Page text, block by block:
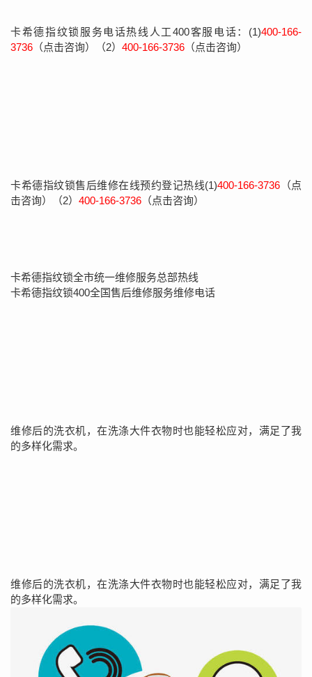
卡希德指纹锁服务电话热线人工400客服电话：(1)400-166-
3736 （点击咨询）（2） 400-166-3736 （点击咨询）
卡希德指纹锁售后维修在线预约登记热线(1)400-166-3736 （点
击咨询）（2） 400-166-3736 （点击咨询）
卡希德指纹锁全市统一维修服务总部热线
卡希德指纹锁400全国售后维修服务维修电话
维修后的洗衣机，在洗涤大件衣物时也能轻松应对，满足了我
的多样化需求。
维修后的洗衣机，在洗涤大件衣物时也能轻松应对，满足了我
的多样化需求。